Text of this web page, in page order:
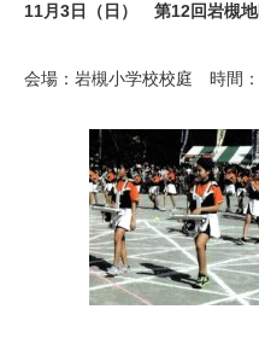
11月3日（日） 第12回岩槻地
会場：岩槻小学校校庭 時間